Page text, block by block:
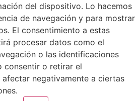
del dispositivo. Lo hacemos
de navegación y para mostrar
El consentimiento a estas
procesar datos como el
o las identificaciones
consentir o retirar el
negativamente a ciertas